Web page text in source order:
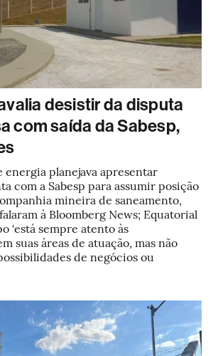
desistir da disputa
com saída da Sabesp,
planejava apresentar
com a Sabesp para assumir posição
mineira de saneamento,
à Bloomberg News; Equatorial
‘está sempre atento às
suas áreas de atuação, mas não
de negócios ou